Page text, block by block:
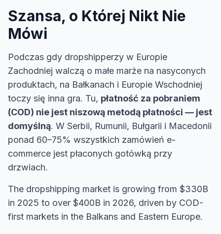
Szansa, o Której Nikt Nie
Mówi
Podczas gdy dropshipperzy w Europie
Zachodniej walczą o małe marże na nasyconych
produktach, na Bałkanach i Europie Wschodniej
toczy się inna gra. Tu, płatność za pobraniem
(COD) nie jest niszową metodą płatności — jest
domyślną. W Serbii, Rumunii, Bułgarii i Macedonii
ponad 60–75% wszystkich zamówień e-
commerce jest płaconych gotówką przy
drzwiach.
The dropshipping market is growing from $330B
in 2025 to over $400B in 2026, driven by COD-
first markets in the Balkans and Eastern Europe.